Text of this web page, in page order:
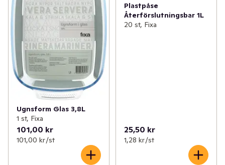
Ugnsform Glas 3,8L
1 st, Fixa
101,00 kr
101,00 kr /st
Plastpåse
Återförslutningsbar 1L
20 st, Fixa
25,50 kr
1,28 kr /st